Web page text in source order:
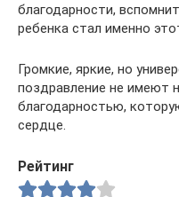
благодарности,
ребенка стал именно
Громкие, яркие, но
поздравление не имеют
благодарностью,
сердце.
Рейтинг